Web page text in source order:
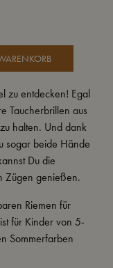
zu entdecken! Egal
Taucherbrillen aus
halten. Und dank
sogar beide Hände
Du die
Zügen genießen.
Riemen für
für Kinder von 5-
Sommerfarben